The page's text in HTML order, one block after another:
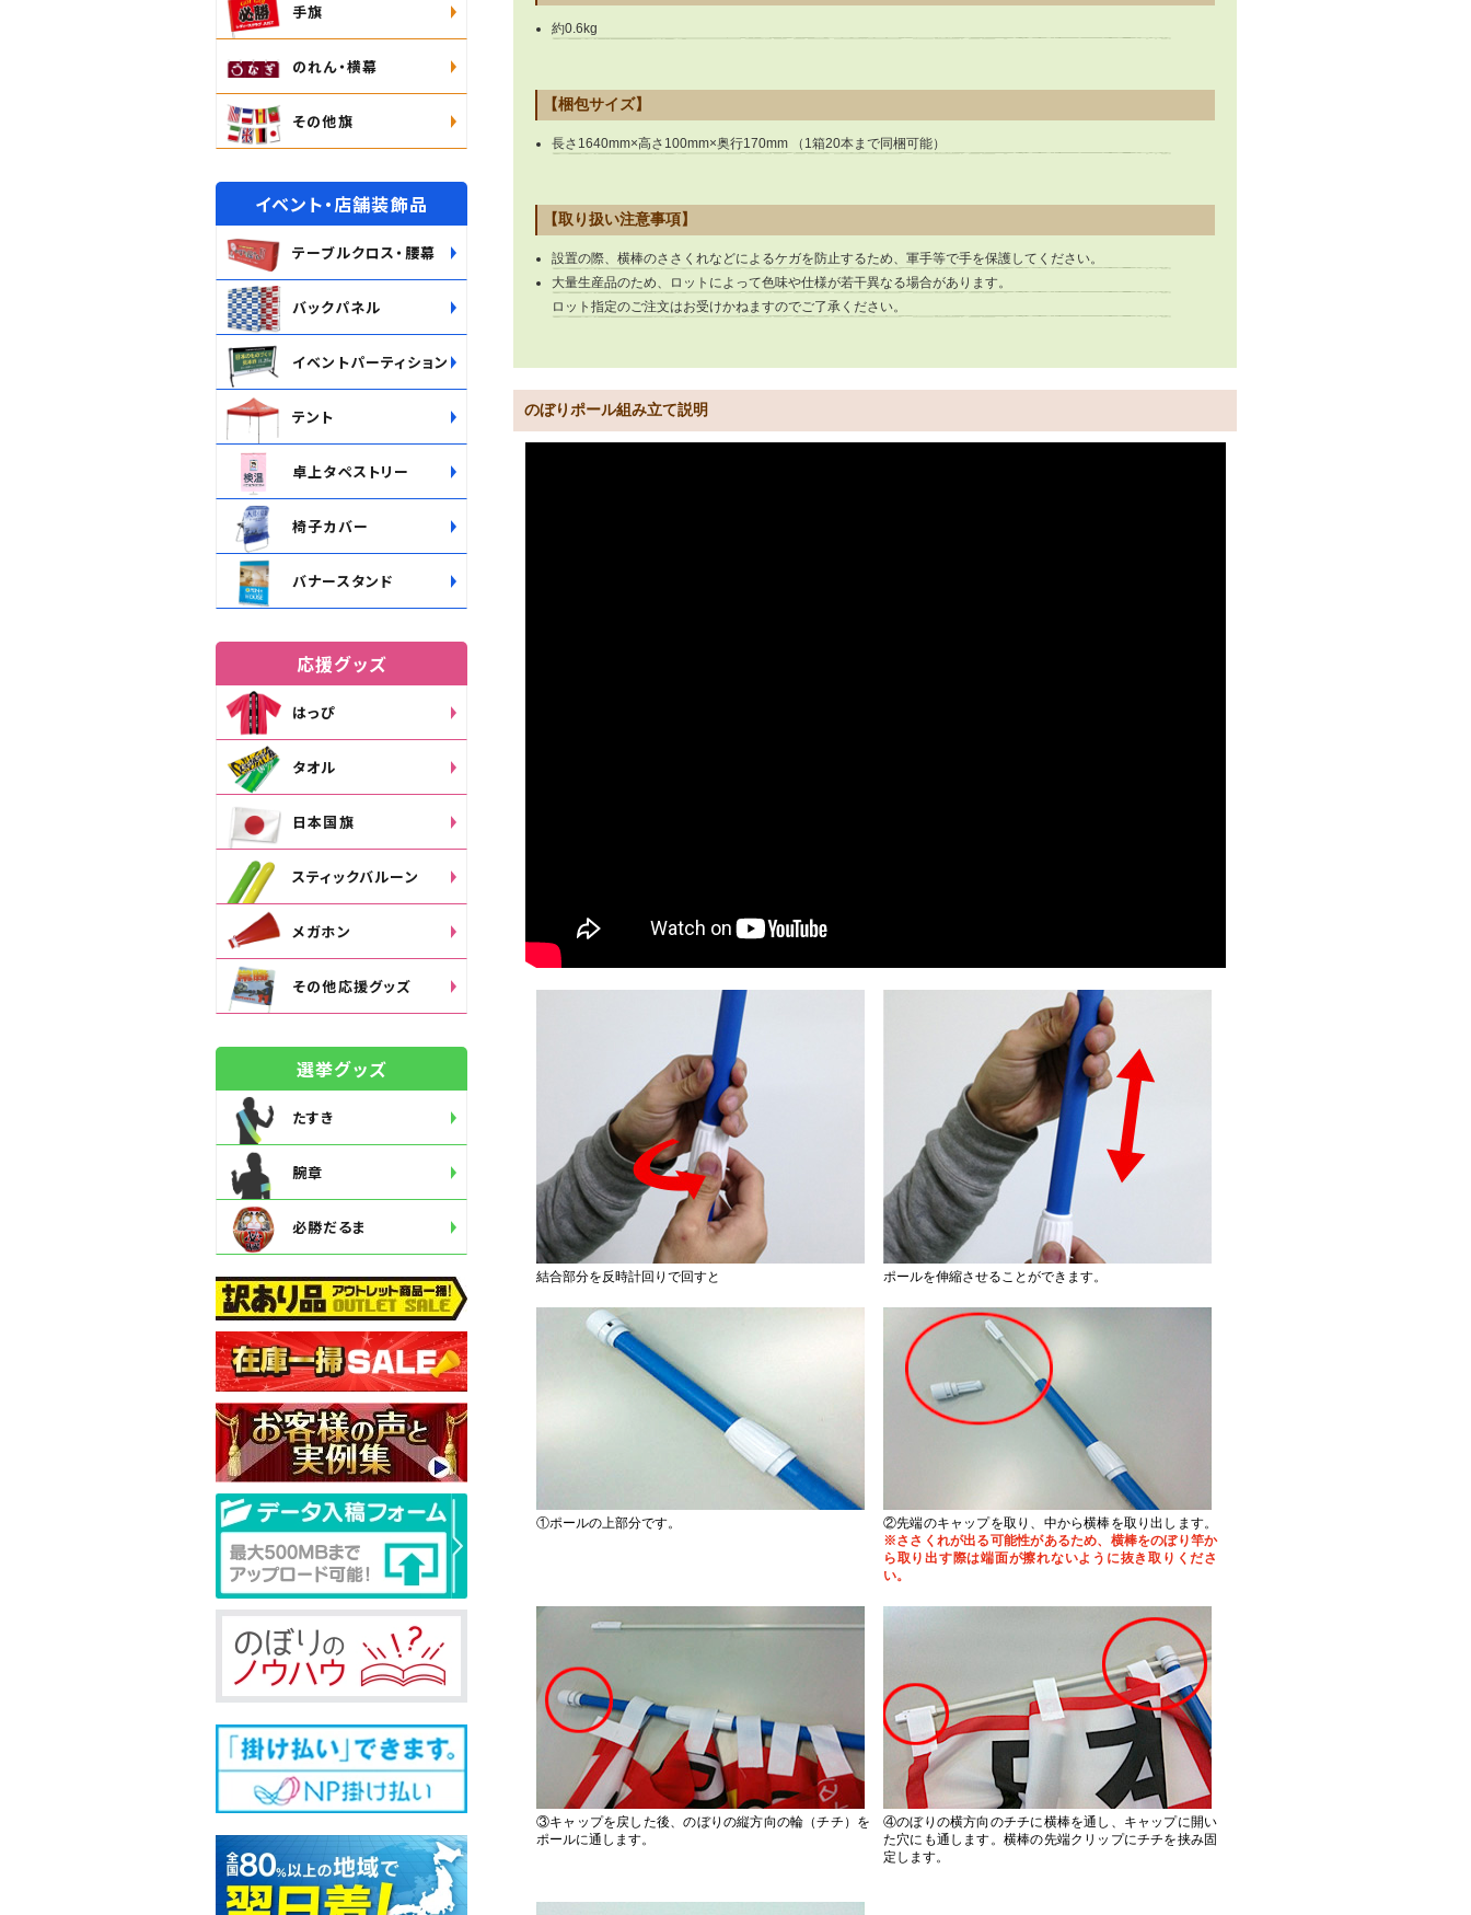
約0.6kg
【梱包サイズ】
長さ1640mm×高さ100mm×奥行170mm （1箱20本まで同梱可能）
【取り扱い注意事項】
設置の際、横棒のささくれなどによるケガを防止するため、軍手等で手を保護してください。
大量生産品のため、ロットによって色味や仕様が若干異なる場合があります。
ロット指定のご注文はお受けかねますのでご了承ください。
のぼりポール組み立て説明
結合部分を反時計回りで回すと ポールを伸縮させることができます。
①ポールの上部分です。
②先端のキャップを取り、中から横棒を取り出します。
※ささくれが出る可能性があるため、横棒をのぼり竿か
ら取り出す際は端面が擦れないように抜き取りくださ
い。
③キャップを戻した後、のぼりの縦方向の輪（チチ）を
ポールに通します。
④のぼりの横方向のチチに横棒を通し、キャップに開い
た穴にも通します。横棒の先端クリップにチチを挟み固
定します。
手旗
のれん・横幕
その他旗
イベント・店舗装飾品
テーブルクロス・腰幕
バックパネル
イベントパーティション
テント
卓上タペストリー
椅子カバー
バナースタンド
応援グッズ
はっぴ
タオル
日本国旗
スティックバルーン
メガホン
その他応援グッズ
選挙グッズ
たすき
腕章
必勝だるま